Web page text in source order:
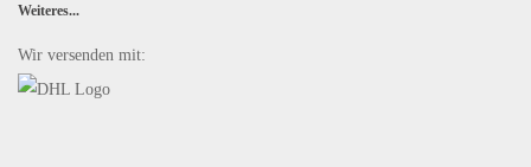
Weiteres...
Wir versenden mit: